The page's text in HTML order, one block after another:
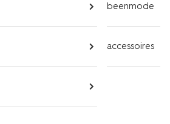
beenmode
accessoires